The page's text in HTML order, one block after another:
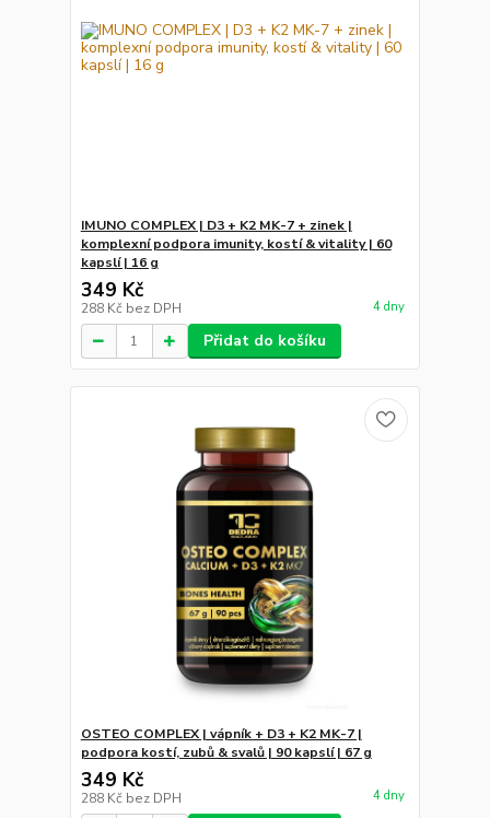
IMUNO COMPLEX | D3 + K2 MK-7 + zinek |
komplexní podpora imunity, kostí & vitality | 60
kapslí | 16 g
349 Kč
288 Kč bez DPH 4 dny
Přidat do košíku
OSTEO COMPLEX | vápník + D3 + K2 MK-7 |
podpora kostí, zubů & svalů | 90 kapslí | 67 g
349 Kč
288 Kč bez DPH 4 dny